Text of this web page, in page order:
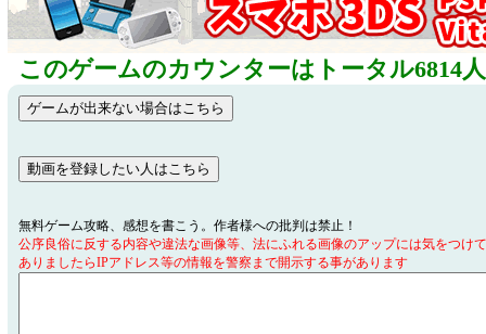
このゲームのカウンターはトータル6814
無料ゲーム攻略、感想を書こう。作者様への批判は禁止！
公序良俗に反する内容や違法な画像等、法にふれる画像のアップには気をつけ
ありましたらIPアドレス等の情報を警察まで開示する事があります